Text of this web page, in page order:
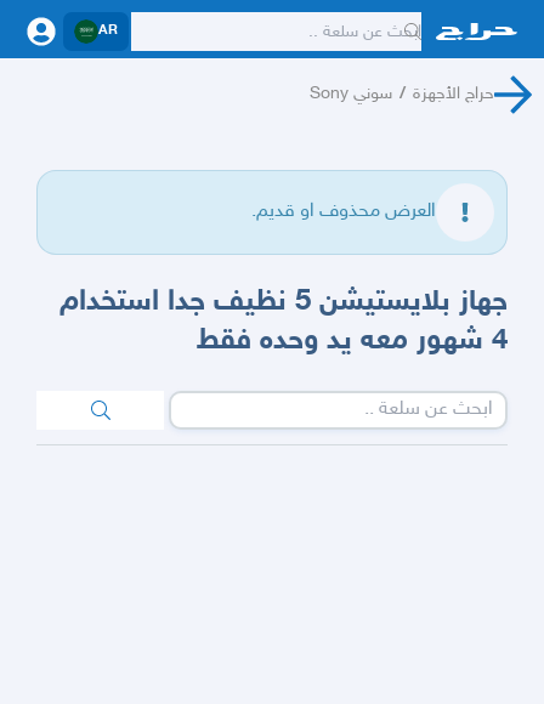
AR
حراج الأجهزة / سوني Sony
العرض محذوف او قديم.
جهاز بلايستيشن 5 نظيف جدا استخدام
4 شهور معه يد وحده فقط